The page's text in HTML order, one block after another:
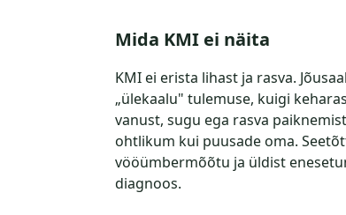
Mida KMI ei näita
KMI ei erista lihast ja rasva.
„ülekaalu" tulemuse, kuigi
vanust, sugu ega rasva
ohtlikum kui puusade oma.
vööümbermõõtu ja üldist
diagnoos.